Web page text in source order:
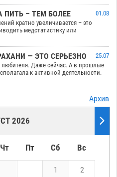
– ТЕМ БОЛЕЕ
01.08
кратно увеличивается – это
медстатистику или
— ЭТО СЕРЬЕЗНО
25.07
любителя. Даже сейчас. А в прошлые
к активной деятельности.
Архив
2026
Чт Пт Сб Вс
1 2